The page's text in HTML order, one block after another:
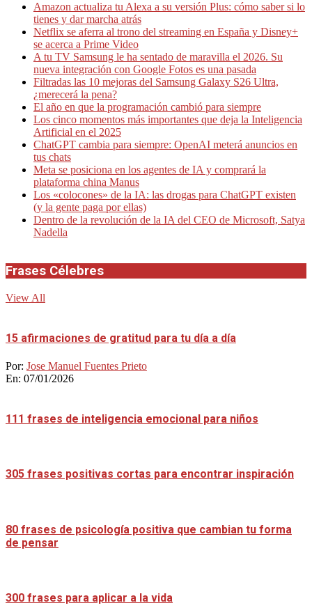
Amazon actualiza tu Alexa a su versión Plus: cómo saber si lo
tienes y dar marcha atrás
Netflix se aferra al trono del streaming en España y Disney+
se acerca a Prime Video
A tu TV Samsung le ha sentado de maravilla el 2026. Su
nueva integración con Google Fotos es una pasada
Filtradas las 10 mejoras del Samsung Galaxy S26 Ultra,
¿merecerá la pena?
El año en que la programación cambió para siempre
Los cinco momentos más importantes que deja la Inteligencia
Artificial en el 2025
ChatGPT cambia para siempre: OpenAI meterá anuncios en
tus chats
Meta se posiciona en los agentes de IA y comprará la
plataforma china Manus
Los «colocones» de la IA: las drogas para ChatGPT existen
(y la gente paga por ellas)
Dentro de la revolución de la IA del CEO de Microsoft, Satya
Nadella
Frases Célebres
View All
15 afirmaciones de gratitud para tu día a día
Por: Jose Manuel Fuentes Prieto
En: 07/01/2026
111 frases de inteligencia emocional para niños
305 frases positivas cortas para encontrar inspiración
80 frases de psicología positiva que cambian tu forma
de pensar
300 frases para aplicar a la vida